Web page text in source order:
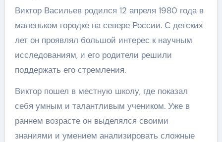
Виктор Васильев родился 12 апреля 1980 года в
маленьком городке на севере России. С детских
лет он проявлял большой интерес к научным
исследованиям, и его родители решили
поддержать его стремления.
Виктор пошел в местную школу, где показал
себя умным и талантливым учеником. Уже в
раннем возрасте он выделялся своими
знаниями и умением анализировать сложные